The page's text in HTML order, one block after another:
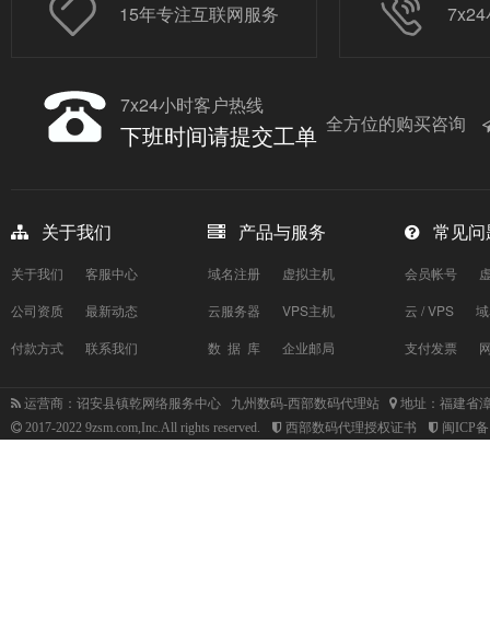
15年专注互联网服务
7x24小时客户热线
下班时间请提交工单 全方位的购买咨询
关于我们
关于我们
客服中心
公司资质
最新动态
付款方式
联系我们
产品与服务
域名注册
虚拟主机
云服务器
VPS主机
数 据 库
企业邮局
常见问
会员帐号
云 / VPS
支付发票
运营商：诏安县镇乾网络服务中心 九州数码-西部数码代理站
地址：福建省
2017-2022 9zsm.com,Inc.All rights reserved.
西部数码代理授权证书 闽ICP